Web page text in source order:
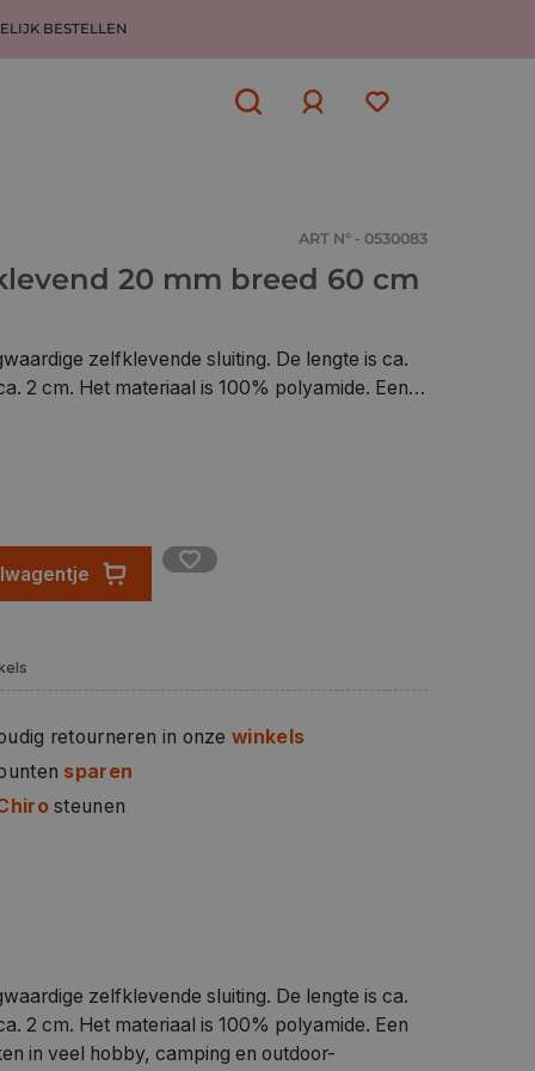
BESTELLEN
ART N° - 0530083
20 mm breed 60 cm
zelfklevende sluiting. De lengte is ca.
cm. Het materiaal is 100% polyamide. Een
in veel hobby, camping en outdoor-
het-zelf projecten de juiste greep.
retourneren in onzewinkels
sparen
steunen
zelfklevende sluiting. De lengte is ca.
2 cm. Het materiaal is 100% polyamide. Een
in veel hobby, camping en outdoor-